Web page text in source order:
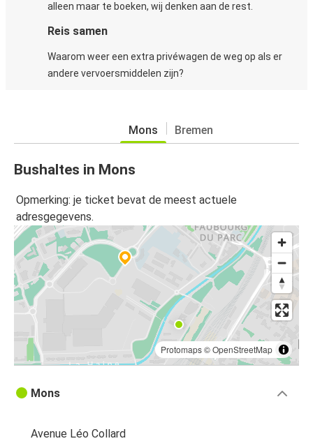
alleen maar te boeken, wij denken aan de rest.
Reis samen
Waarom weer een extra privéwagen de weg op als er
andere vervoersmiddelen zijn?
Mons Bremen
Bushaltes in Mons
Opmerking: je ticket bevat de meest actuele
adresgegevens.
Protomaps©OpenStreetMap
Mons
Avenue Léo Collard